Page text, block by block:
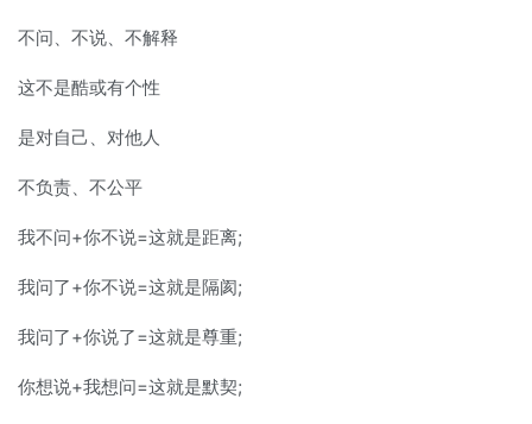
不问、不说、不解释
这不是酷或有个性
是对自己、对他人
不负责、不公平
我不问+你不说=这就是距离;
我问了+你不说=这就是隔阂;
我问了+你说了=这就是尊重;
你想说+我想问=这就是默契;